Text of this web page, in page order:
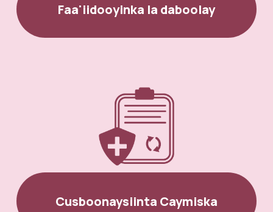
Faa'iidooyinka la daboolay
Cusboonaysiinta Caymiska